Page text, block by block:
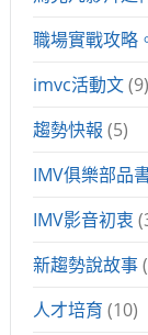
職場實戰攻略
imvc活動文(9)
趨勢快報 (5)
IMV俱樂部品
IMV影音初衷
新趨勢說故事
人才培育 (10)